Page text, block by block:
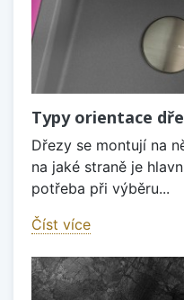
Typy orientace
Dřezy se montují na
na jaké straně je
potřeba při výběru...
Číst více